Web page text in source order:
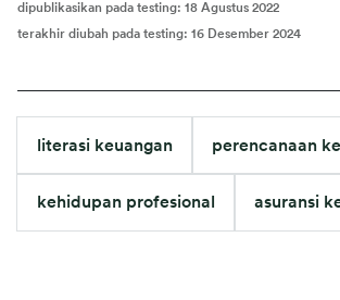
dipublikasikan pada testing: 18 Agustus 2022
terakhir diubah pada testing: 16 Desember 2024
literasi keuangan perencanaan
kehidupan profesional asuransi